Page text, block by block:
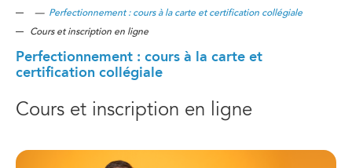
— Perfectionnement : cours à la carte et certification collégiale
Cours et inscription en ligne
Perfectionnement : cours à la carte et
certification collégiale
Cours et inscription en ligne